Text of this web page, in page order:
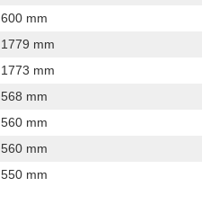
600 mm
1779 mm
1773 mm
568 mm
560 mm
560 mm
550 mm